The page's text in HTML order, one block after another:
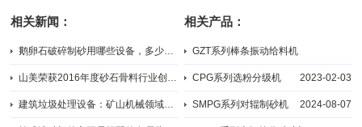
相关新闻：
2023-04-23
2016-12-20
相关产品：
GZT系列棒条振动给料机
2024-05-21
CPG系列选粉分级机 2023-02-03
SMPG系列对辊制砂机 2024-08-07